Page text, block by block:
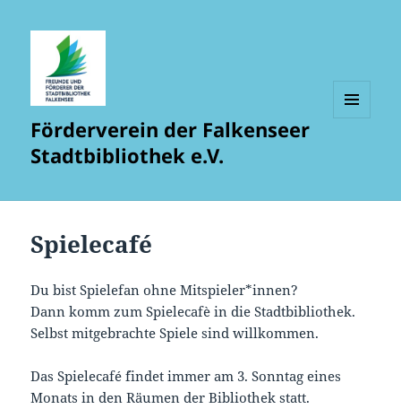
Förderverein der Falkenseer
Stadtbibliothek e.V.
Spielecafé
Du bist Spielefan ohne Mitspieler*innen?
Dann komm zum Spielecafè in die Stadtbibliothek.
Selbst mitgebrachte Spiele sind willkommen.
Das Spielecafé ´findet immer am 3. Sonntag eines
Monats in den Räumen der Bibliothek statt.